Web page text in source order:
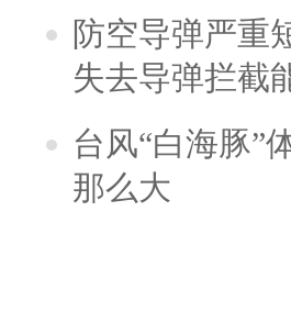
防空导弹严重
失去导弹拦截
台风“白海豚”
那么大